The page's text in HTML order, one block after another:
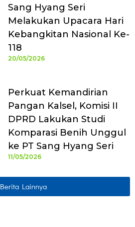
Sang Hyang Seri
Melakukan Upacara Hari
Kebangkitan Nasional Ke-
118
20/05/2026
Perkuat Kemandirian
Pangan Kalsel, Komisi II
DPRD Lakukan Studi
Komparasi Benih Unggul
ke PT Sang Hyang Seri
11/05/2026
Berita Lainnya